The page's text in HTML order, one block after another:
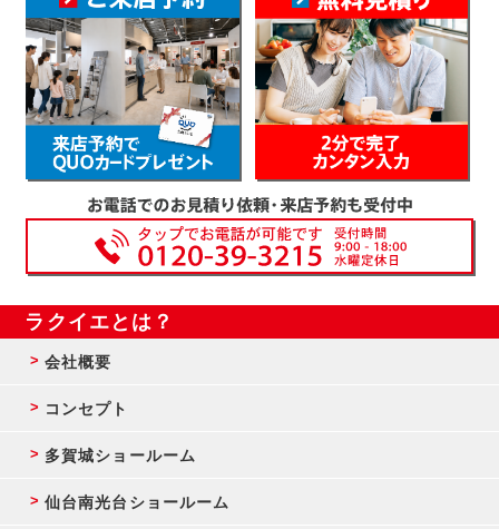
ラクイエとは？
会社概要
コンセプト
多賀城ショールーム
仙台南光台ショールーム